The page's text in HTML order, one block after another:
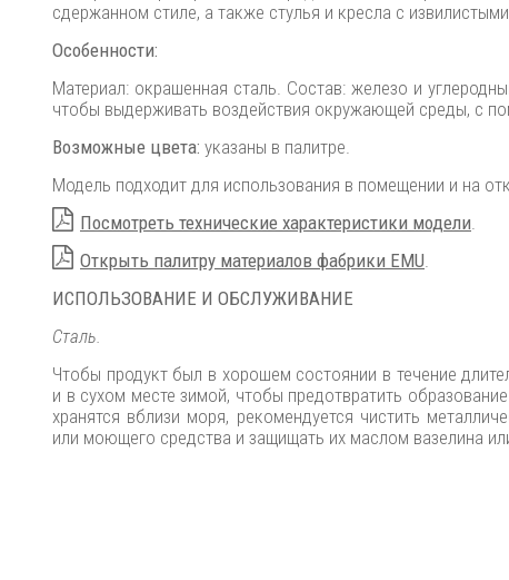
сдержанном стиле, а также стулья и кресла с
Особенности:
Материал: окрашенная сталь. Состав: железо и
чтобы выдерживать воздействия окружающей среды, с
Возможные цвета: указаны в палитре.
Модель подходит для использования в помещении и на
Посмотреть технические характеристики модели.
Открыть палитру материалов фабрики EMU.
ИСПОЛЬЗОВАНИЕ И ОБСЛУЖИВАНИЕ
Сталь.
Чтобы продукт был в хорошем состоянии в течение
и в сухом месте зимой, чтобы предотвратить
хранятся вблизи моря, рекомендуется чистить
или моющего средства и защищать их маслом вазелина